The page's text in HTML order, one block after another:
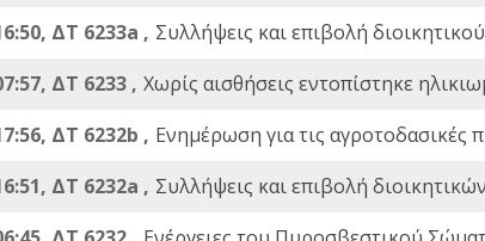
ΔΤ 6233a , Συλλήψεις και επιβολή
ΔΤ 6233 , Χωρίς αισθήσεις εντοπίστηκε
ΔΤ 6232b , Ενημέρωση για τις
ΔΤ 6232a , Συλλήψεις και επιβολή